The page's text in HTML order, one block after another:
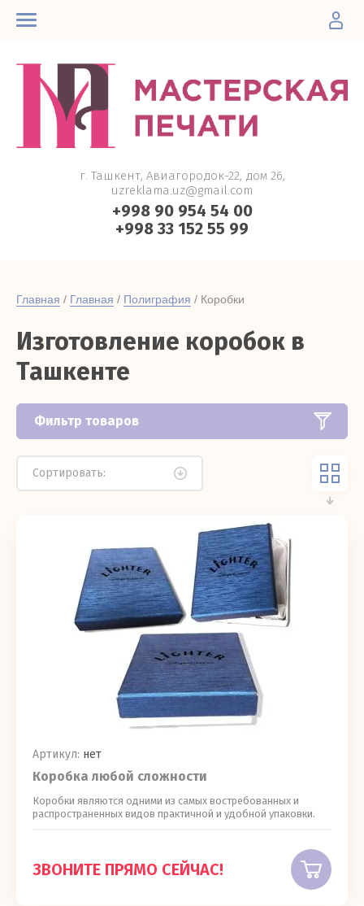
г. Ташкент, Авиагородок-22, дом 26,
uzreklama.uz@gmail.com
+998 90 954 54 00
+998 33 152 55 99
Главная / Главная / Полиграфия / Коробки
Изготовление коробок в
Ташкенте
Фильтр товаров
Сортировать:
Артикул: нет
Коробка любой сложности
Коробки являются одними из самых востребованных и
распространенных видов практичной и удобной упаковки.
ЗВОНИТЕ ПРЯМО СЕЙЧАС!